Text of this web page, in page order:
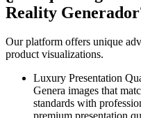
Reality
Our platform offers unique
product visualizations.
Luxury Presentation
Genera images that
standards with